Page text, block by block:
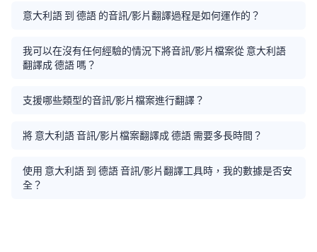
意大利語 到 德語 的音訊/影片翻譯過程是如何運作的？
我可以在沒有任何經驗的情況下將音訊/影片檔案從 意大利語
翻譯成 德語 嗎？
支援哪些類型的音訊/影片檔案進行翻譯？
將 意大利語 音訊/影片檔案翻譯成 德語 需要多長時間？
使用 意大利語 到 德語 音訊/影片翻譯工具時，我的數據是否安
全？